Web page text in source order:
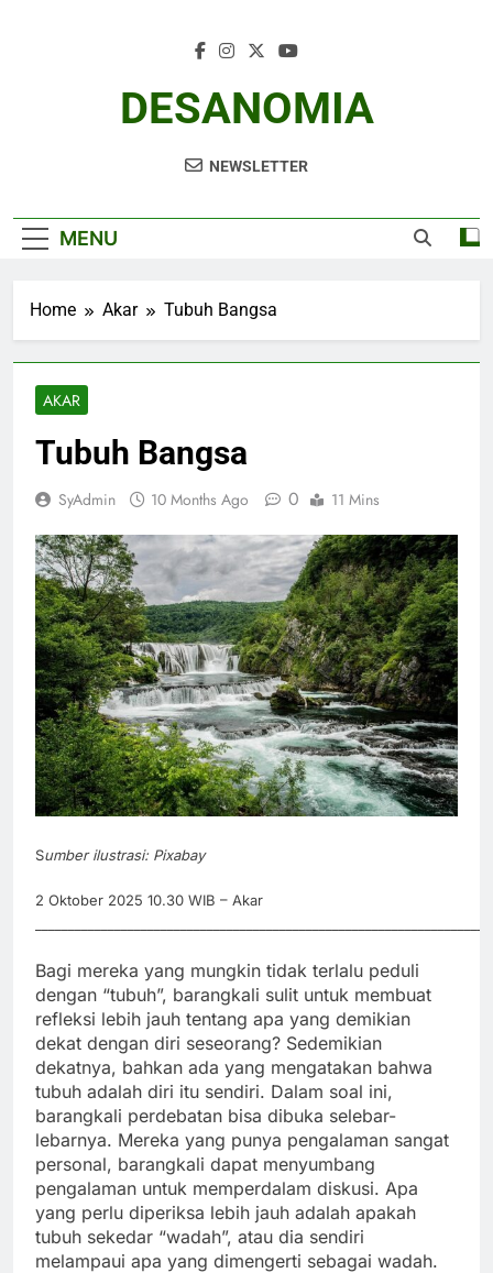
DESANOMIA
NEWSLETTER
MENU
Home Akar Tubuh Bangsa
AKAR
Tubuh Bangsa
SyAdmin 10 Months Ago 0 11 Mins
Sumber ilustrasi: Pixabay
2 Oktober 2025 10.30 WIB – Akar
Bagi mereka yang mungkin tidak terlalu peduli
dengan “tubuh”, barangkali sulit untuk membuat
refleksi lebih jauh tentang apa yang demikian
dekat dengan diri seseorang? Sedemikian
dekatnya, bahkan ada yang mengatakan bahwa
tubuh adalah diri itu sendiri. Dalam soal ini,
barangkali perdebatan bisa dibuka selebar-
lebarnya. Mereka yang punya pengalaman sangat
personal, barangkali dapat menyumbang
pengalaman untuk memperdalam diskusi. Apa
yang perlu diperiksa lebih jauh adalah apakah
tubuh sekedar “wadah”, atau dia sendiri
melampaui apa yang dimengerti sebagai wadah.